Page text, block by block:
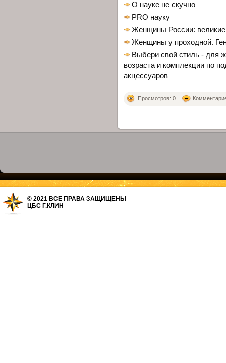
О науке не скучно
PRO науку
Женщины России:
Женщины у проходной.
Выбери свой стиль - для
возраста и комплекции по
акцессуаров
Просмотров: 0
© 2021 ВСЕ ПРАВА ЗАЩИЩЕНЫ
ЦБС Г.КЛИН